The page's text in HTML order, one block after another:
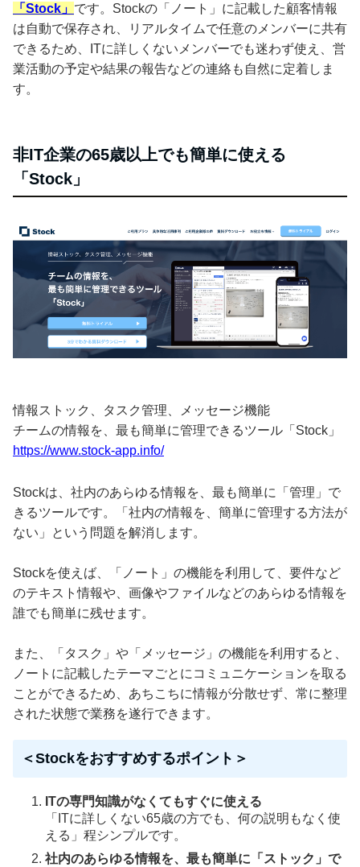
「Stock」 です。Stockの「ノート」に記載した顧客情報
は自動で保存され、リアルタイムで任意のメンバーに共有
できるため、ITに詳しくないメンバーでも迷わず使え、営
業活動の予定や結果の報告などの連絡も自然に定着しま
す。
非IT企業の65歳以上でも簡単に使える
「Stock」
情報ストック、タスク管理、メッセージ機能
チームの情報を、最も簡単に管理できるツール「Stock」
https://www.stock-app.info/
Stockは、社内のあらゆる情報を、最も簡単に「管理」で
きるツールです。「社内の情報を、簡単に管理する方法が
ない」という問題を解消します。
Stockを使えば、「ノート」の機能を利用して、要件など
のテキスト情報や、画像やファイルなどのあらゆる情報を
誰でも簡単に残せます。
また、「タスク」や「メッセージ」の機能を利用すると、
ノートに記載したテーマごとにコミュニケーションを取る
ことができるため、あちこちに情報が分散せず、常に整理
された状態で業務を遂行できます。
＜Stockをおすすめするポイント＞
ITの専門知識がなくてもすぐに使える
「ITに詳しくない65歳の方でも、何の説明もなく使
える」程シンプルです。
社内のあらゆる情報を、最も簡単に「ストック」で